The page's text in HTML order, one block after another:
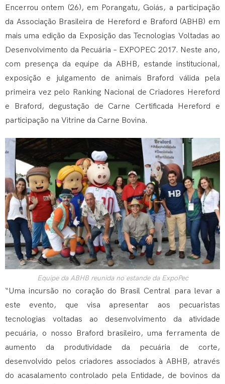
Encerrou ontem (26), em Porangatu, Goiás, a participação
da Associação Brasileira de Hereford e Braford (ABHB) em
mais uma edição da Exposição das Tecnologias Voltadas ao
Desenvolvimento da Pecuária – EXPOPEC 2017. Neste ano,
com presença da equipe da ABHB, estande institucional,
exposição e julgamento de animais Braford válida pela
primeira vez pelo Ranking Nacional de Criadores Hereford
e Braford, degustação de Carne Certificada Hereford e
participação na Vitrine da Carne Bovina.
Equipe da ABHB reunida no estande da ExpoPec
“Uma incursão no coração do Brasil Central para levar a
este evento, que visa apresentar aos pecuaristas
tecnologias voltadas ao desenvolvimento da atividade
pecuária, o nosso Braford brasileiro, uma ferramenta de
aumento da produtividade da pecuária de corte,
desenvolvido pelos criadores associados à ABHB, através
do acasalamento controlado pela Entidade, de bovinos da